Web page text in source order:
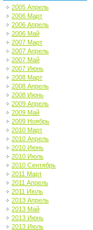
2005 Апрель
2006 Март
2006 Апрель
2006 Май
2007 Март
2007 Апрель
2007 Май
2007 Июнь
2008 Март
2008 Апрель
2008 Июнь
2009 Апрель
2009 Май
2009 Ноябрь
2010 Март
2010 Апрель
2010 Июнь
2010 Июль
2010 Сентябрь
2011 Март
2011 Апрель
2011 Июль
2013 Апрель
2013 Май
2013 Июнь
2013 Июль